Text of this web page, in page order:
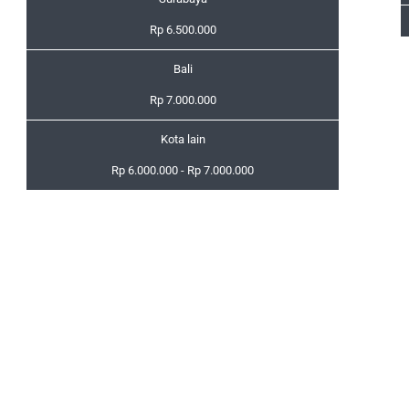
Rp 6.500.000
Bali
Rp 7.000.000
Kota lain
Rp 6.000.000 - Rp 7.000.000